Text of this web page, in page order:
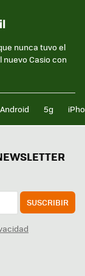
nunca tuvo el
nuevo Casio con
Android 5g
SUSCRIBIR